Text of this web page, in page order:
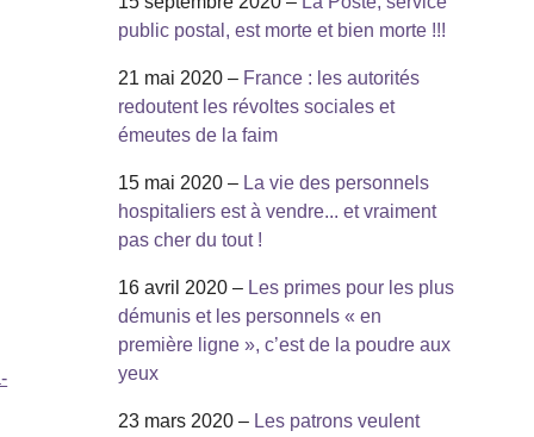
public postal, est morte et bien morte !!!
21 mai 2020 – France : les autorités
redoutent les révoltes sociales et
émeutes de la faim
15 mai 2020 – La vie des personnels
hospitaliers est à vendre... et vraiment
pas cher du tout !
16 avril 2020 – Les primes pour les plus
démunis et les personnels « en
première ligne », c’est de la poudre aux
yeux
23 mars 2020 – Les patrons veulent